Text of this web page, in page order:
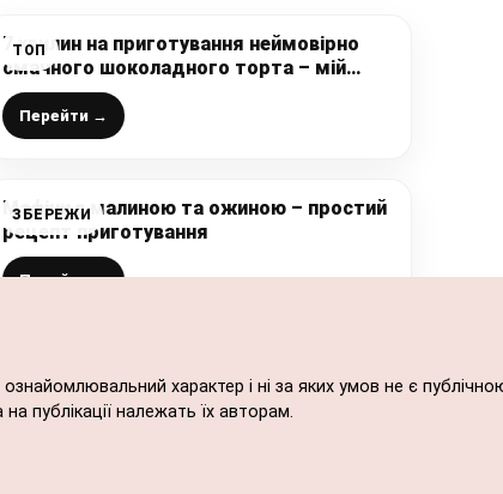
ТОП
7 хвилин на приготування неймовірно
смачного шоколадного торта – мій
особистий рекорд!
Перейти →
ЗБЕРЕЖИ
Мафіни з малиною та ожиною – простий
рецепт приготування
Перейти →
характер і ні за яких умов не є
публікації належать їх авторам.